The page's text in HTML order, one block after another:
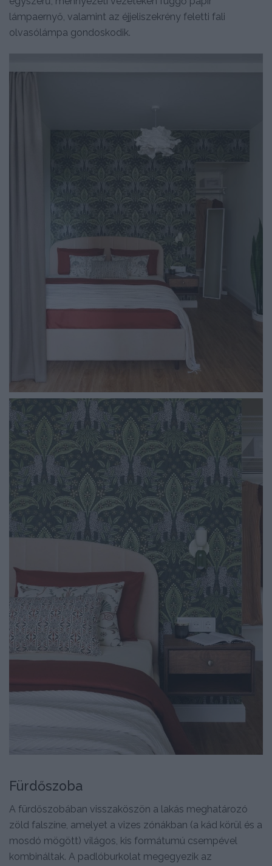
lámpaernyő, valamint az éjjeliszekrény feletti fali
olvasólámpa gondoskodik.
Fürdőszoba
A fürdőszobában visszaköszön a lakás meghatározó
zöld falszíne, amelyet a vizes zónákban (a kád körül és a
mosdó mögött) világos, kis formátumú csempével
kombináltak. A padlóburkolat megegyezik az